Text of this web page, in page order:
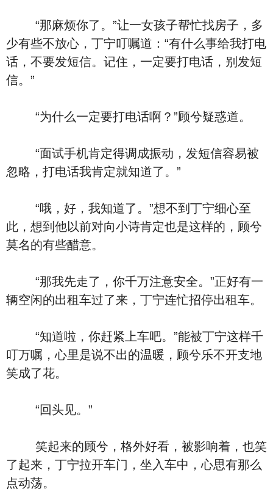
“那麻烦你了。”让一女孩子帮忙找房子，多
少有些不放心，丁宁叮嘱道：“有什么事给我打电
话，不要发短信。记住，一定要打电话，别发短
信。”
“为什么一定要打电话啊？”顾兮疑惑道。
“面试手机肯定得调成振动，发短信容易被
忽略，打电话我肯定就知道了。”
“哦，好，我知道了。”想不到丁宁细心至
此，想到他以前对向小诗肯定也是这样的，顾兮
莫名的有些醋意。
“那我先走了，你千万注意安全。”正好有一
辆空闲的出租车过了来，丁宁连忙招停出租车。
“知道啦，你赶紧上车吧。”能被丁宁这样千
叮万嘱，心里是说不出的温暖，顾兮乐不开支地
笑成了花。
“回头见。”
笑起来的顾兮，格外好看，被影响着，也笑
了起来，丁宁拉开车门，坐入车中，心思有那么
点动荡。